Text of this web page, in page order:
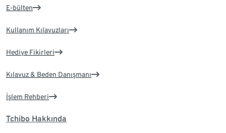
E-bülten
Kullanım Kılavuzları
Hediye Fikirleri
Kılavuz & Beden Danışmanı
İşlem Rehberi
Tchibo Hakkında